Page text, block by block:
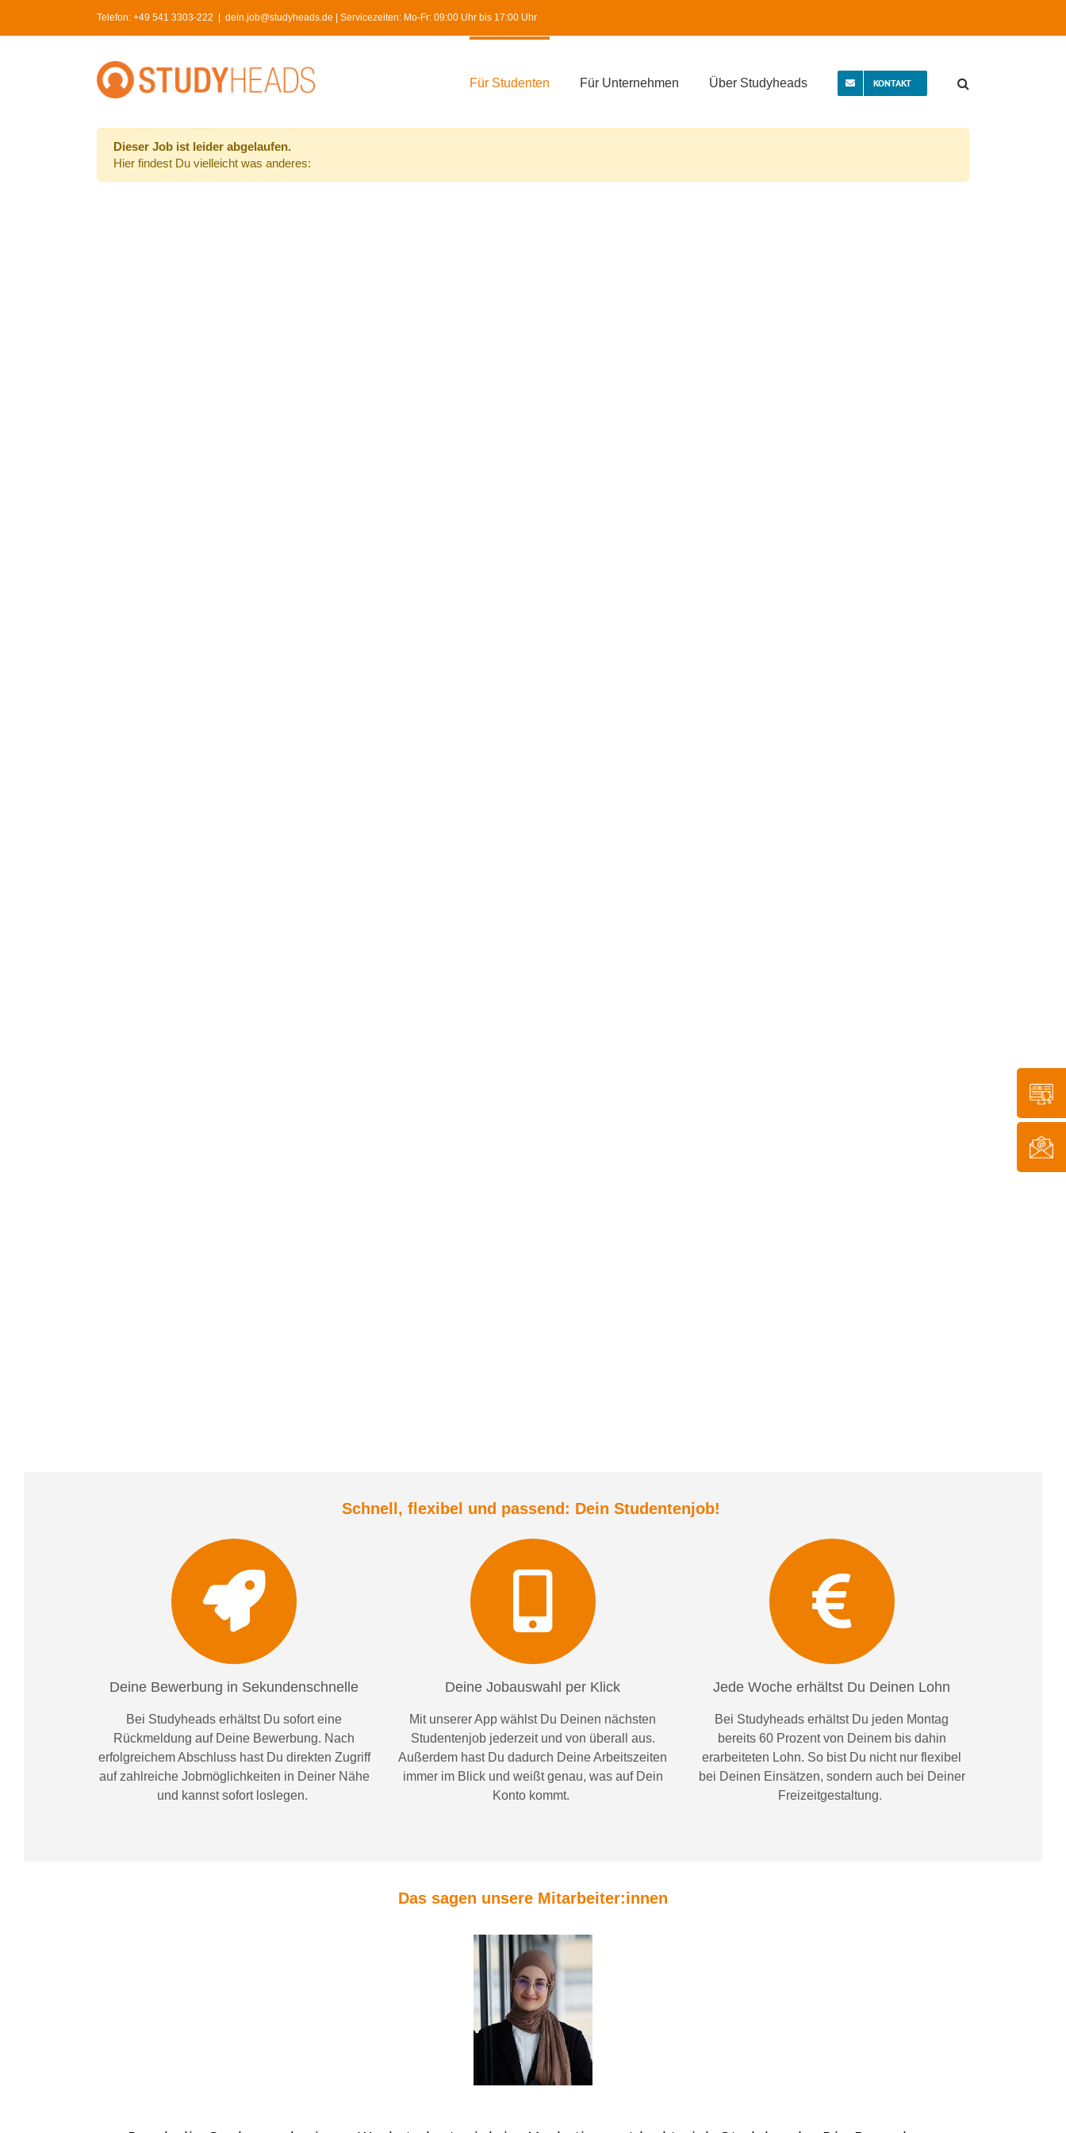
Telefon: +49 541 3303-222 dein.job@studyheads.de | Servicezeiten: Mo-Fr: 09:00 Uhr bis 17:00 Uhr
Für Studenten Für Unternehmen Über Studyheads KONTAKT
Dieser Job ist leider abgelaufen.
Hier findest Du vielleicht was anderes:
Schnell, flexibel und passend: Dein Studentenjob!
Deine Bewerbung in Sekundenschnelle
Bei Studyheads erhältst Du sofort eine
Rückmeldung auf Deine Bewerbung. Nach
erfolgreichem Abschluss hast Du direkten Zugriff
auf zahlreiche Jobmöglichkeiten in Deiner Nähe
und kannst sofort loslegen.
Deine Jobauswahl per Klick
Mit unserer App wählst Du Deinen nächsten
Studentenjob jederzeit und von überall aus.
Außerdem hast Du dadurch Deine Arbeitszeiten
immer imBlick und weißtgenau, was auf Dein
Konto kommt.
Jede Woche erhältst Du Deinen Lohn
Bei Studyheads erhältst Du jeden Montag
bereits 60 Prozent von Deinem bis dahin
erarbeiteten Lohn. So bist Du nicht nur flexibel
bei Deinen Einsätzen, sondern auch bei Deiner
Freizeitgestaltung.
Das sagen unsere Mitarbeiter:innen